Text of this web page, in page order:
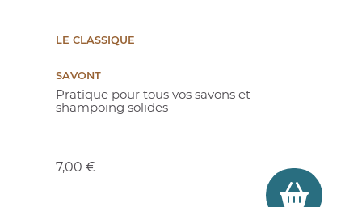
LE CLASSIQUE
SAVONT
Pratique pour tous vos savons et
shampoing solides
7,00 €